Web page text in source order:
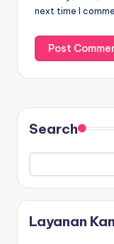
next time I
Search
Layanan